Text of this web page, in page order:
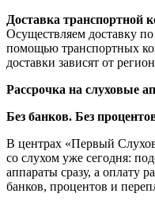
Доставка транспортной
Осуществляем доставку
помощью транспортных
доставки зависят от
Рассрочка на слуховые
Без банков. Без
В центрах «Первый
со слухом уже сегодня:
аппараты сразу, а оплату
банков, процентов и